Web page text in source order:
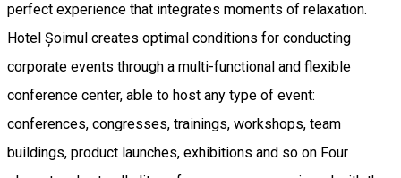
perfect experience that integrates moments of relaxation.
Hotel Șoimul creates optimal conditions for conducting
corporate events through a multi-functional and flexible
conference center, able to host any type of event:
conferences, congresses, trainings, workshops, team
buildings, product launches, exhibitions and so on Four